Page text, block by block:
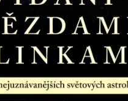
Nenávidíme spam stejně jako vy